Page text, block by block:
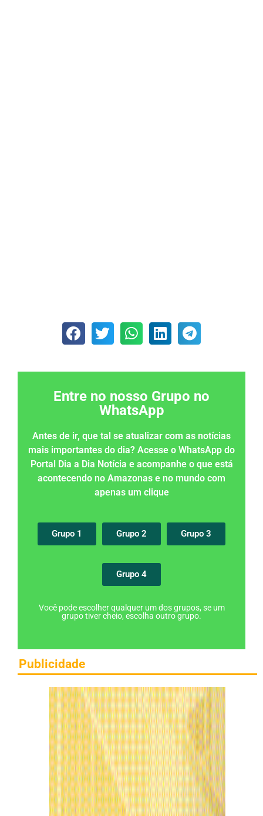
Entre no nosso Grupo no
WhatsApp
Antes de ir, que tal se atualizar com as notícias
mais importantes do dia? Acesse o WhatsApp do
Portal Dia a Dia Notícia e acompanhe o que está
acontecendo no Amazonas e no mundo com
apenas um clique
Grupo 1 Grupo 2 Grupo 3
Grupo 4
Você pode escolher qualquer um dos grupos, se um
grupo tiver cheio, escolha outro grupo.
Publicidade